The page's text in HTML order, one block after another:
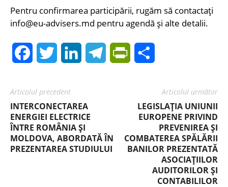
Pentru confirmarea participării, rugăm să contactați
info@eu-advisers.md pentru agendă și alte detalii.
FacebookTwitter LinkedInTelegramPrintFriendly
Articolul precedent
INTERCONECTAREA
ENERGIEI ELECTRICE
ÎNTRE ROMÂNIA ȘI
MOLDOVA, ABORDATĂ ÎN
PREZENTAREA STUDIULUI
Articolul următor
LEGISLAȚIA UNIUNII
EUROPENE PRIVIND
PREVENIREA ȘI
COMBATEREA SPĂLĂRII
BANILOR PREZENTATĂ
ASOCIAȚIILOR
AUDITORILOR ȘI
CONTABILILOR